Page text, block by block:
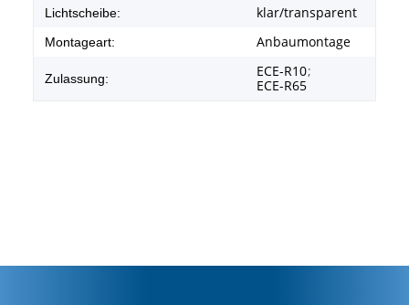
Lichtscheibe: klar/transparent
Montageart: Anbaumontage
Zulassung: ECE-R10;
ECE-R65